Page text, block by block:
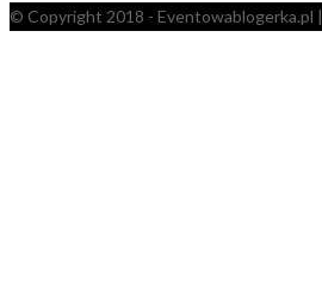
© Copyright 2018 - Eventowablogerka.pl |